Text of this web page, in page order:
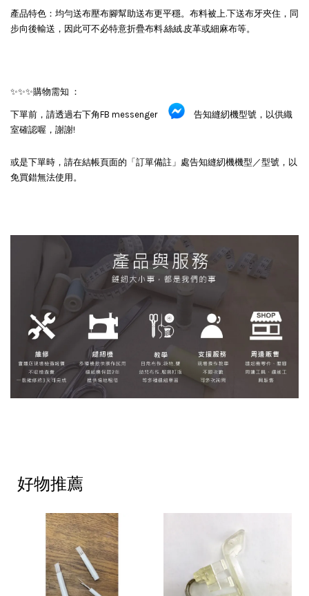
產品特色：均勻送布壓布腳幫助送布更平穩。布料被上.下送布牙夾住，同
步向後輸送，因此可不必特意折疊布料.絲絨.皮革或細麻布等。
✨✨✨購物需知 ：
下單前，請透過右下角FB messenger
告知縫紉機型號，以供織
室確認喔，謝謝!
或是下單時，請在結帳頁面的「訂單備註」處告知縫紉機機型／型號，以
免買錯無法使用。
好物推薦